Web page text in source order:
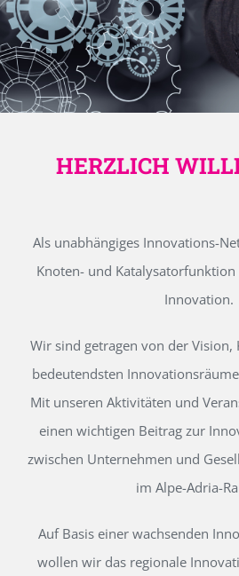
HERZLICH
Als unabhängiges Innovations-
Knoten- und
Innovation.
Wir sind getragen von der Vision,
bedeutendsten
Mit unseren Aktivitäten und
einen wichtigen Beitrag zur
zwischen Unternehmen und
im Alpe-Adria-
Auf Basis einer wachsenden
wollen wir das regionale